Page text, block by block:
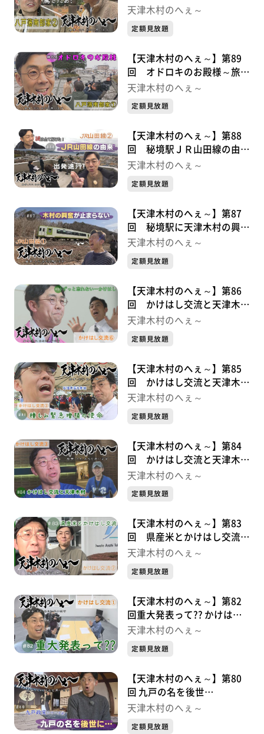
～」 八戸藩南部家シリーズ
天津木村のへぇ～
定額見放題
【天津木村のへぇ～】第89
回 オドロキのお殿様～旅の
始まり～ 八戸藩南部家シリ
天津木村のへぇ～
定額見放題
【天津木村のへぇ～】第88
回 秘境駅ＪＲ山田線の由来
が解明！ ＪＲ山田線シリー
天津木村のへぇ～
定額見放題
【天津木村のへぇ～】第87
回 秘境駅に天津木村の興奮
が止まらない ＪＲ山田線シ
天津木村のへぇ～
定額見放題
【天津木村のへぇ～】第86
回 かけはし交流と天津木村
かけはし交流シリーズ⑤最終
天津木村のへぇ～
定額見放題
【天津木村のへぇ～】第85
回 かけはし交流と天津木村
かけはし交流シリーズ④
天津木村のへぇ～
定額見放題
【天津木村のへぇ～】第84
回 かけはし交流と天津木村
かけはし交流シリーズ③
天津木村のへぇ～
定額見放題
【天津木村のへぇ～】第83
回 県産米とかけはし交流
かけはし交流シリーズ②
天津木村のへぇ～
定額見放題
【天津木村のへぇ～】第82
回重大発表って?? かけはし
交流シリーズ①
天津木村のへぇ～
定額見放題
【天津木村のへぇ～】第80
回 九戸の名を後世
に・・・ 九戸政実シリーズ
天津木村のへぇ～
定額見放題